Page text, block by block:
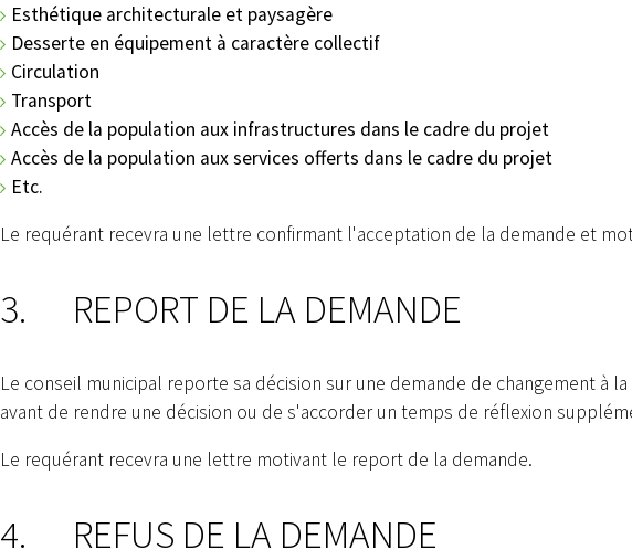
Esthétique architecturale et paysagère
Desserte en équipement à caractère collectif
Circulation
Transport
Accès de la population aux infrastructures dans le cadre du projet
Accès de la population aux services offerts dans le cadre du projet
Etc.
Le requérant recevra une lettre confirmant l'acceptation de la demande et
3. REPORT DE LA DEMANDE
Le conseil municipal reporte sa décision sur une demande de changement à
avant de rendre une décision ou de s'accorder un temps de réflexion
Le requérant recevra une lettre motivant le report de la demande.
4. REFUS DE LA DEMANDE